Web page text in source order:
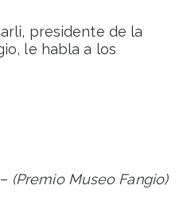
presidente de la
le habla a los
(Premio Museo Fangio)